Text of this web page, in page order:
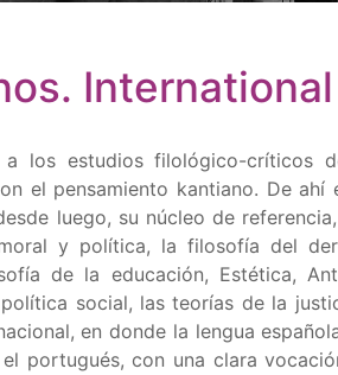
los estudios filológico-críticos
el pensamiento kantiano. De ahí
luego, su núcleo de
y política, la filosofía del
de la educación, Estética,
social, las teorías de la
en donde la lengua
portugués, con una clara